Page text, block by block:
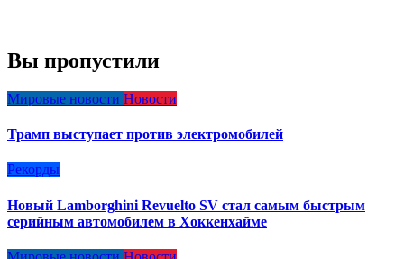
Вы пропустили
Мировые новости Новости
Трамп выступает против электромобилей
Рекорды
Новый Lamborghini Revuelto SV стал самым быстрым
серийным автомобилем в Хоккенхайме